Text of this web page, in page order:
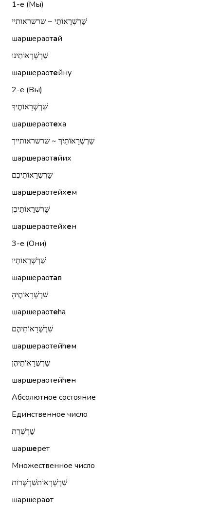
1-е (Мы)
שַׁרְשְׁרָאוֹתַי ~ שרשראותיי
шаршераотай
שַׁרְשְׁרָאוֹתֵינוּ
шаршераотейну
2-е (Вы)
שַׁרְשְׁרָאוֹתֶיךָ
шаршераотеха
שַׁרְשְׁרָאוֹתַיִךְ ~ שרשראותייך
шаршераотайих
שַׁרְשְׁרָאוֹתֵיכֶם
шаршераотейхем
שַׁרְשְׁרָאוֹתֵיכֶן
шаршераотейхен
3-е (Они)
שַׁרְשְׁרָאוֹתָיו
шаршераотав
שַׁרְשְׁרָאוֹתֶיהָ
шаршераотеhа
שַׁרְשְׁרָאוֹתֵיהֶם
шаршераотейhем
שַׁרְשְׁרָאוֹתֵיהֶן
шаршераотейhен
Абсолютное состояние
Единственное число
שַׁרְשֶׁרֶת
шаршерет
Множественное число
שַׁרְשְׁרָאוֹתשַׁרְשְׁרוֹת
шаршераот